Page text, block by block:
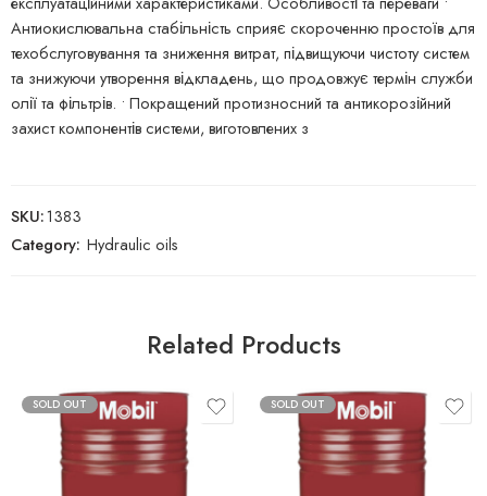
Антиокислювальна стабільність сприяє скороченню простоїв для
техобслуговування та зниження витрат, підвищуючи чистоту систем
та знижуючи утворення відкладень, що продовжує термін служби
олії та фільтрів. • Покращений протизносний та антикорозійний
захист компонентів системи, виготовлених з
SKU:1383
Category: Hydraulic oils
Related Products
SOLD OUT SOLD OUT